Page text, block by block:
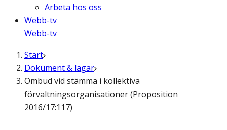
Arbeta hos oss
Webb-tv
Webb-tv
Start
Dokument & lagar
Ombud vid stämma i kollektiva
förvaltningsorganisationer (Proposition
2016/17:117)